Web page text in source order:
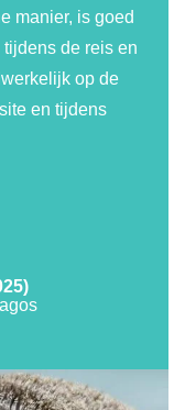
manier, is goed
de reis en
op de
en tijdens